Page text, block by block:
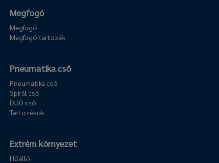
Megfogó
Megfogó
Megfogó tartozék
Pneumatika cső
Pneumatika cső
Spirál cső
DUO cső
Tartozékok
Extrém környezet
Hőálló